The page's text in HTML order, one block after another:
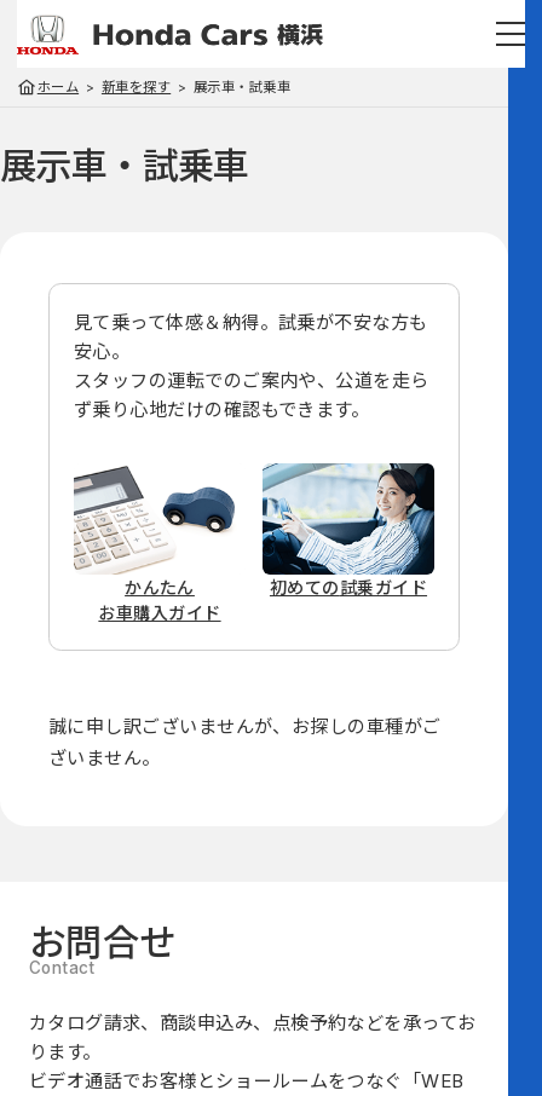
ホーム 新車を探す 展示車・試乗車
展示車・試乗車
見て乗って体感＆納得。試乗が不安な方も
安心。
スタッフの運転でのご案内や、 公道を走ら
ず乗り心地だけの確認もできます。
かんたん
お車購入ガイド
初めての試乗ガイド
誠に申し訳ございませんが、
お探しの車種がご
ざいません。
お問合せ
カタログ請求、商談申込み、点検予約などを承ってお
ります。
ビデオ通話でお客様とショールームをつなぐ
「WEB